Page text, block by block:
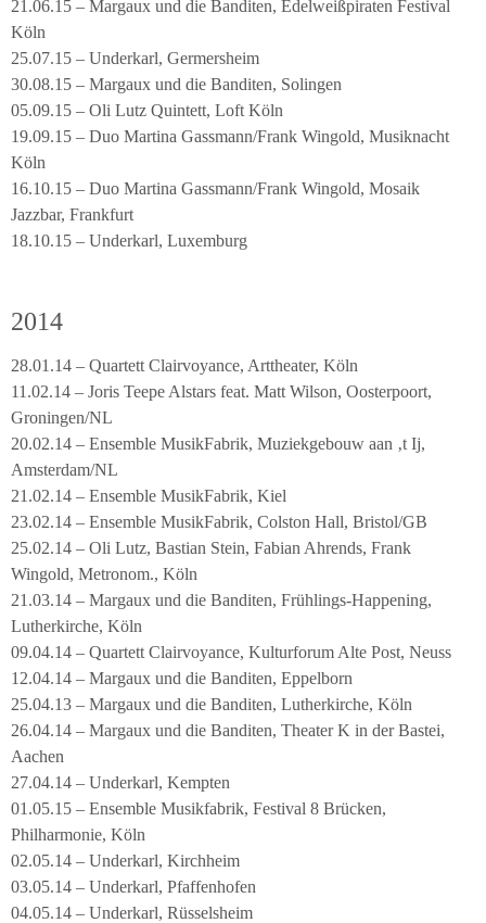
21.06.15 – Margaux und die Banditen, Edelweißpiraten Festival
Köln
25.07.15 – Underkarl, Germersheim
30.08.15 – Margaux und die Banditen, Solingen
05.09.15 – Oli Lutz Quintett, Loft Köln
19.09.15 – Duo Martina Gassmann/Frank Wingold, Musiknacht
Köln
16.10.15 – Duo Martina Gassmann/Frank Wingold, Mosaik
Jazzbar, Frankfurt
18.10.15 – Underkarl, Luxemburg
2014
28.01.14 – Quartett Clairvoyance, Arttheater, Köln
11.02.14 – Joris Teepe Alstars feat. Matt Wilson, Oosterpoort,
Groningen/NL
20.02.14 – Ensemble MusikFabrik, Muziekgebouw aan ‚t Ij,
Amsterdam/NL
21.02.14 – Ensemble MusikFabrik, Kiel
23.02.14 – Ensemble MusikFabrik, Colston Hall, Bristol/GB
25.02.14 – Oli Lutz, Bastian Stein, Fabian Ahrends, Frank
Wingold, Metronom., Köln
21.03.14 – Margaux und die Banditen, Frühlings-Happening,
Lutherkirche, Köln
09.04.14 – Quartett Clairvoyance, Kulturforum Alte Post, Neuss
12.04.14 – Margaux und die Banditen, Eppelborn
25.04.13 – Margaux und die Banditen, Lutherkirche, Köln
26.04.14 – Margaux und die Banditen, Theater K in der Bastei,
Aachen
27.04.14 – Underkarl, Kempten
01.05.15 – Ensemble Musikfabrik, Festival 8 Brücken,
Philharmonie, Köln
02.05.14 – Underkarl, Kirchheim
03.05.14 – Underkarl, Pfaffenhofen
04.05.14 – Underkarl, Rüsselsheim